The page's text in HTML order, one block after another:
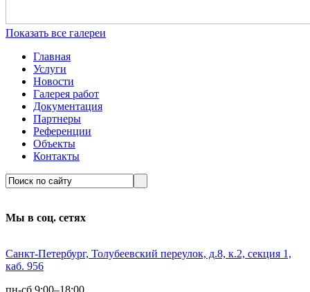
Показать все галереи
Главная
Услуги
Новости
Галерея работ
Документация
Партнеры
Референции
Объекты
Контакты
Мы в соц. сетях
Санкт-Петербург, Толубеевский переулок, д.8, к.2, секция 1,
каб. 956